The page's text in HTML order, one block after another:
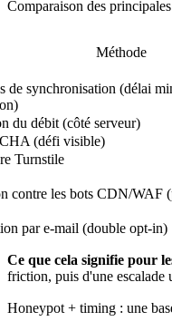
Comparaison des
Méthode
de synchronisation (délai
du débit (côté serveur)
(défi visible)
Turnstile
contre les bots CDN/WAF
par e-mail (double opt-in)
Ce que cela signifie pour
friction, puis d'une escalade
Honeypot + timing : une